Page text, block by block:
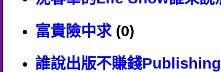
富貴險中求(0)
誰說出版不賺錢